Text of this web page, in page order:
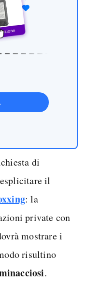
di
il
: la
private con
mostrare i
risultino
.